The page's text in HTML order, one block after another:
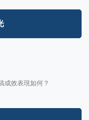
成效表現如何？